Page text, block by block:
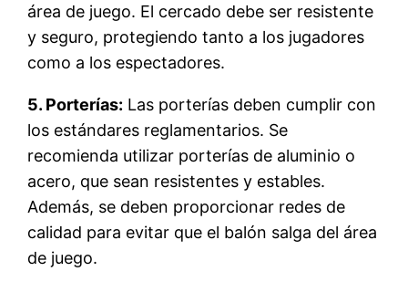
área de juego. El cercado debe ser resistente
y seguro, protegiendo tanto a los jugadores
como a los espectadores.
5. Porterías: Las porterías deben cumplir con
los estándares reglamentarios. Se
recomienda utilizar porterías de aluminio o
acero, que sean resistentes y estables.
Además, se deben proporcionar redes de
calidad para evitar que el balón salga del área
de juego.